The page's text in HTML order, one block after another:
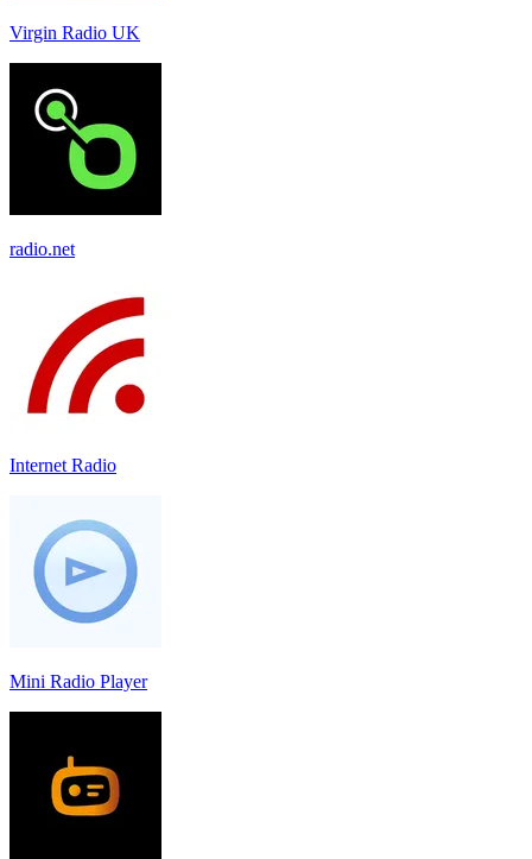
Virgin Radio UK
radio.net
Internet Radio
Mini Radio Player